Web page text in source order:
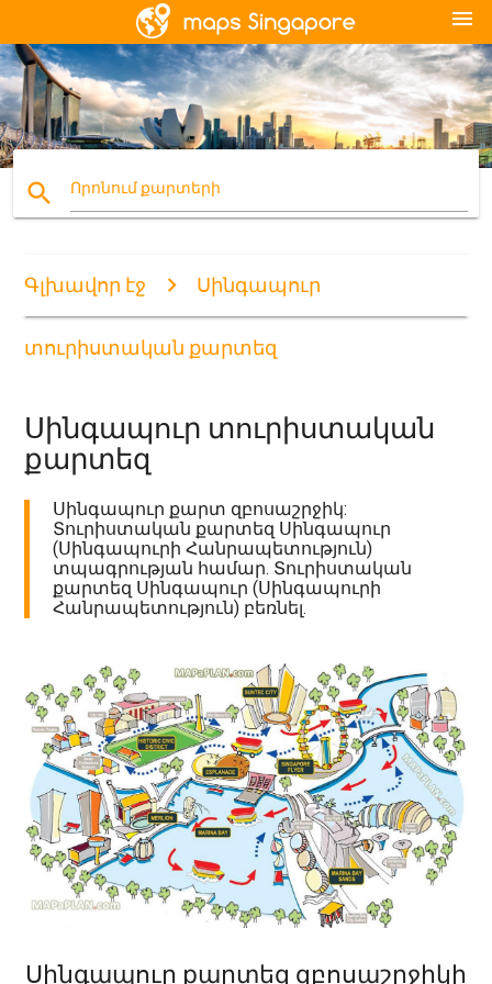
menu
search Որոնում քարտերի
Գլխավոր էջ Սինգապուր
տուրիստական քարտեզ
Սինգապուր տուրիստական
քարտեզ
Սինգապուր քարտ զբոսաշրջիկ:
Տուրիստական քարտեզ Սինգապուր
(Սինգապուրի Հանրապետություն)
տպագրության համար. Տուրիստական
քարտեզ Սինգապուր (Սինգապուրի
Հանրապետություն) բեռնել.
Սինգապուր քարտեզ զբոսաշրջիկի